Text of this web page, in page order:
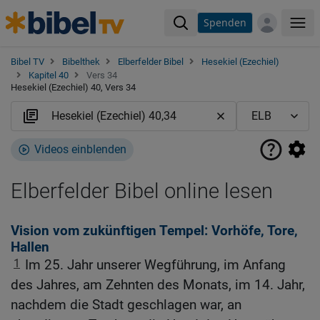
Spenden
Bibel TV Bibelthek Elberfelder Bibel
Hesekiel (Ezechiel)
Kapitel 40
Vers 34
Hesekiel (Ezechiel) 40, Vers 34
Videos einblenden
Elberfelder Bibel online lesen
Vision vom zukünftigen Tempel: Vorhöfe, Tore,
Hallen
1
Im 25. Jahr unserer Wegführung, im Anfang
des Jahres, am Zehnten des Monats, im 14. Jahr,
nachdem die Stadt geschlagen war, an